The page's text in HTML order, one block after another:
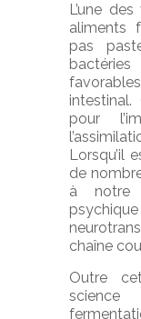
L’une
aliments
pas
pour
Lorsqu’il
de
à notre
chaîne
Outre